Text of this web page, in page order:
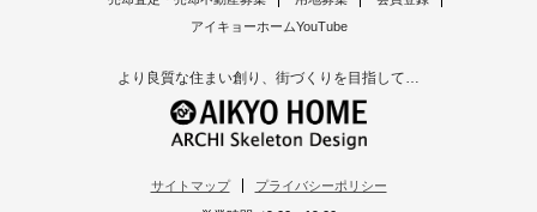
アイキョーホームYouTube
より良質な住まい創り、街づくりを目指して…
サイトマップ プライバシーポリシー